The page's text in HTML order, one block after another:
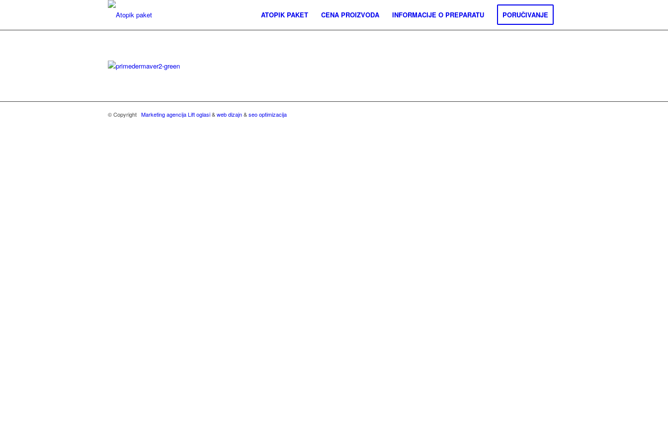
ATOPIK PAKET CENA PROIZVODA INFORMACIJE O PREPARATU PORUČIVANJE
© Copyright Marketing agencija Lift oglasi&web dizajn&seo optimizacija